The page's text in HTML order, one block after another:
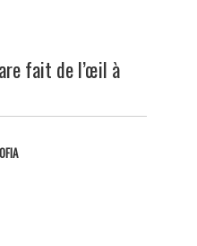
fait de l’œil à